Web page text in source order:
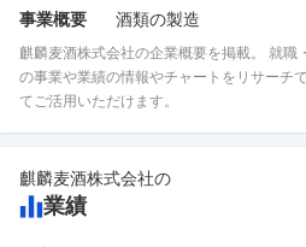
事業概要
酒類の製造
麒麟麦酒株式会社の企業概要を掲載。 就職
の事業や業績の情報やチャートをリサーチ
てご活用いただけます。
麒麟麦酒株式会社の
業績